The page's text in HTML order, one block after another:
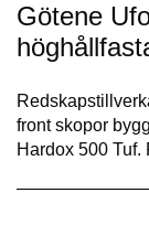
Götene
front skopor
Hardox 500